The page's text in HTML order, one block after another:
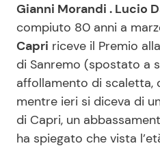
Gianni Morandi . Lucio
compiuto 80 anni a
Capri riceve il Premio
di Sanremo (spostato a
affollamento di scaletta,
mentre ieri si diceva di
di Capri, un
ha spiegato che vista